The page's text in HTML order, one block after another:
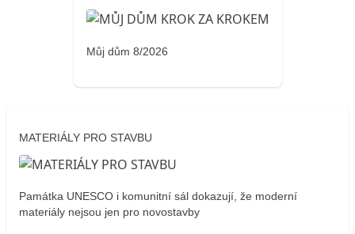
Můj dům 8/2026
MATERIÁLY PRO STAVBU
Památka UNESCO i komunitní sál dokazují, že moderní
materiály nejsou jen pro novostavby